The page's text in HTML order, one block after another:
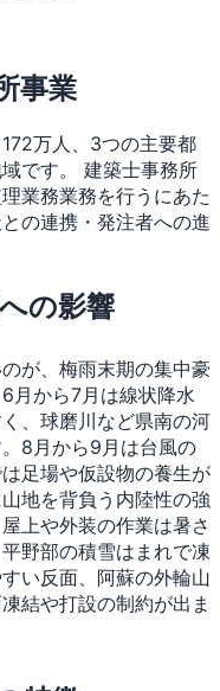
事業
万人、3つの主要都
です。 建築士事務所
業務業務を行うにあた
の連携・発注者への進
の影響
が、梅雨末期の集中豪
月から7月は線状降水
、球磨川など県南の河
8月から9月は台風の
足場や仮設物の養生が
地を背負う内陸性の強
上や外装の作業は暑さ
野部の積雪はまれで凍
い反面、阿蘇の外輪山
結や打設の制約が出ま